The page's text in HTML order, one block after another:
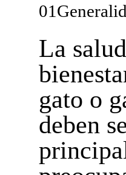
La
gato o
deben